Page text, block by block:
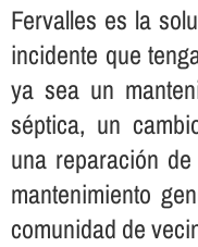
Fervalles es la
incidente que
ya sea un
séptica, un
una reparación
mantenimiento
comunidad de